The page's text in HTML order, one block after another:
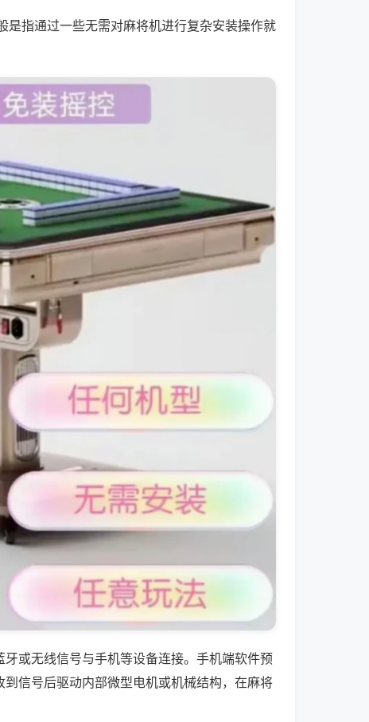
指通过一些无需对麻将机进行复杂安装操作就
或无线信号与手机等设备连接。手机端软件预
信号后驱动内部微型电机或机械结构，在麻将